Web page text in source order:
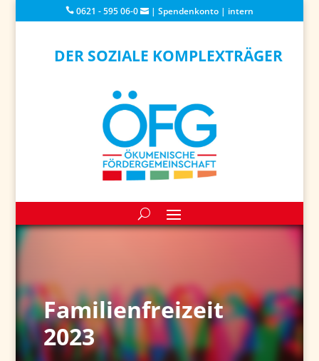
0621 - 595 06-0 | Spendenkonto| intern
DER SOZIALE KOMPLEXTRÄGER
Familienfreizeit
2023